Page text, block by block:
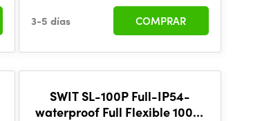
3-5 días COMPRAR
SWIT SL-100P Full-IP54-
waterproof Full Flexible 100W